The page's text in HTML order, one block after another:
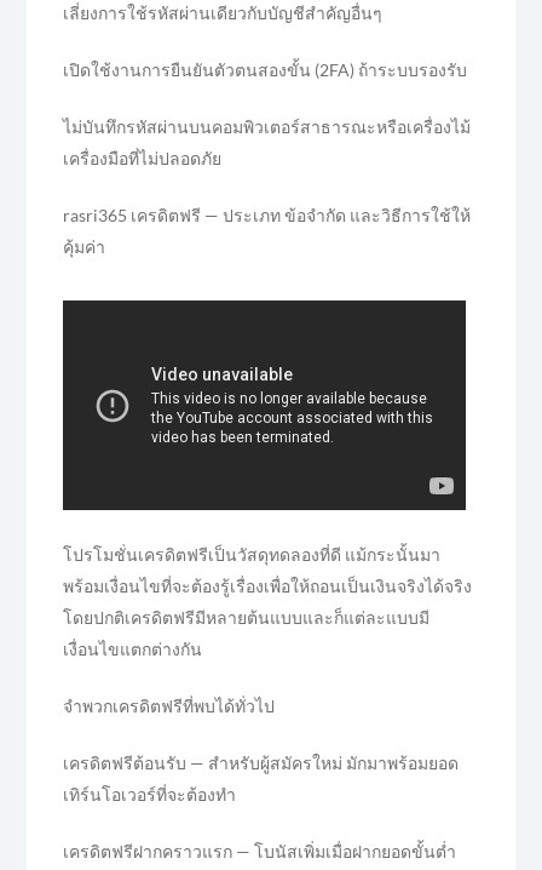
เลี่ยงการใช้รหัสผ่านเดียวกับบัญชีสำคัญอื่นๆ
เปิดใช้งานการยืนยันตัวตนสองขั้น (2FA) ถ้าระบบรองรับ
ไม่บันทึกรหัสผ่านบนคอมพิวเตอร์สาธารณะหรือเครื่องไม้
เครื่องมือที่ไม่ปลอดภัย
rasri365 เครดิตฟรี — ประเภท ข้อจำกัด และวิธีการใช้ให้
คุ้มค่า
โปรโมชั่นเครดิตฟรีเป็นวัสดุทดลองที่ดี แม้กระนั้นมา
พร้อมเงื่อนไขที่จะต้องรู้เรื่องเพื่อให้ถอนเป็นเงินจริงได้จริง
โดยปกติเครดิตฟรีมีหลายต้นแบบและก็แต่ละแบบมี
เงื่อนไขแตกต่างกัน
จำพวกเครดิตฟรีที่พบได้ทั่วไป
เครดิตฟรีต้อนรับ — สำหรับผู้สมัครใหม่ มักมาพร้อมยอด
เทิร์นโอเวอร์ที่จะต้องทำ
เครดิตฟรีฝากคราวแรก — โบนัสเพิ่มเมื่อฝากยอดขั้นต่ำ